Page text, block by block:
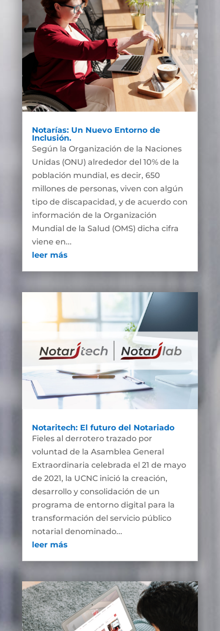
Notarías: Un Nuevo Entorno de
Inclusión.
Según la Organización de la Naciones
Unidas (ONU) alrededor del 10% de la
población mundial, es decir, 650
millones de personas, viven con algún
tipo de discapacidad, y de acuerdo con
información de la Organización
Mundial de la Salud (OMS) dicha cifra
viene en...
leer más
Notaritech: El futuro del Notariado
Fieles al derrotero trazado por
voluntad de la Asamblea General
Extraordinaria celebrada el 21 de mayo
de 2021, la UCNC inició la creación,
desarrollo y consolidación de un
programa de entorno digital para la
transformación del servicio público
notarial denominado...
leer más